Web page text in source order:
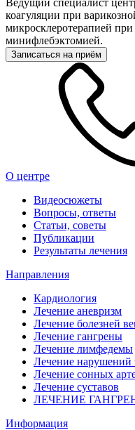
коагуляции при
микросклеротерапией при
минифлебэктомией.
Записаться на приём
О центре
Видеосюжеты
Вопросы, ответы
Статьи, советы
Публикации
Результаты лечения
Направления
Кардиология
Лечение аневризм
Лечение болезней
Лечение гангрены
Лечение лимфедемы
Лечение нарушений
Лечение сонных
Лечение суставов
ЛЕЧЕНИЕ
Информация